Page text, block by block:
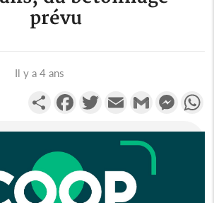
prévu
Il y a 4 ans
PartagerFacebookTwitterEmail Gmail